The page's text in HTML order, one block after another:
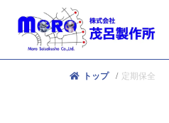
トップ 定期保全